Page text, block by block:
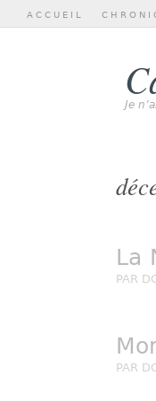
Je
ACCUEIL
La
PAR
PAR